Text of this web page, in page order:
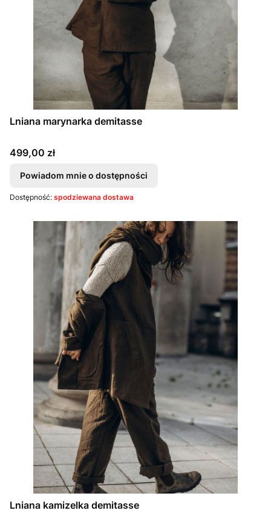
Lniana marynarka demitasse
Cena
499,00 zł
Powiadom mnie o dostępności
Dostępność: spodziewana dostawa
Lniana kamizelka demitasse